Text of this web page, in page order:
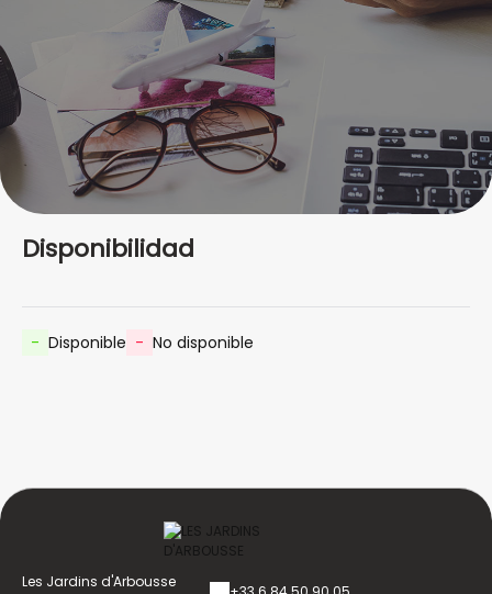
Disponibilidad
- Disponible - No disponible
Les Jardins d'Arbousse